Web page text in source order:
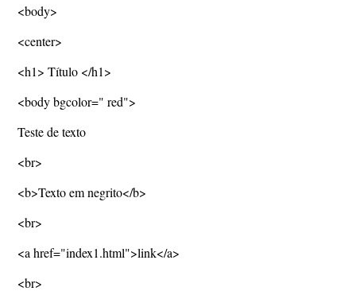
<body>
<center>
<h1> Título </h1>
<body bgcolor=" red">
Teste de texto
<br>
<b>Texto em negrito</b>
<br>
<a href="index1.html">link</a>
<br>